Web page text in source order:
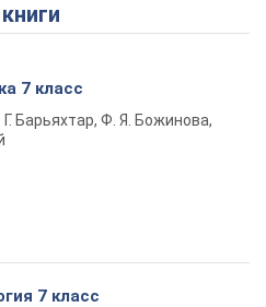
7 класс
Г. Барьяхтар, Ф. Я. Божинова,
7 класс